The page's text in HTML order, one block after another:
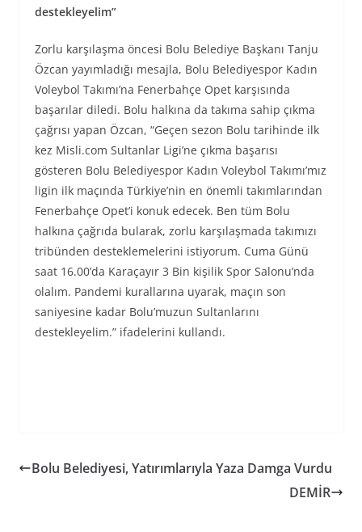
destekleyelim”
Zorlu karşılaşma öncesi Bolu Belediye Başkanı Tanju
Özcan yayımladığı mesajla, Bolu Belediyespor Kadın
Voleybol Takımı’na Fenerbahçe Opet karşısında
başarılar diledi. Bolu halkına da takıma sahip çıkma
çağrısı yapan Özcan, “Geçen sezon Bolu tarihinde ilk
kez Misli.com Sultanlar Ligi’ne çıkma başarısı
gösteren Bolu Belediyespor Kadın Voleybol Takımı’mız
ligin ilk maçında Türkiye’nin en önemli takımlarından
Fenerbahçe Opet’i konuk edecek. Ben tüm Bolu
halkına çağrıda bularak, zorlu karşılaşmada takımızı
tribünden desteklemelerini istiyorum. Cuma Günü
saat 16.00’da Karaçayır 3 Bin kişilik Spor Salonu’nda
olalım. Pandemi kurallarına uyarak, maçın son
saniyesine kadar Bolu’muzun Sultanlarını
destekleyelim.” ifadelerini kullandı.
Bolu Belediyesi, Yatırımlarıyla Yaza Damga Vurdu
DEMİR